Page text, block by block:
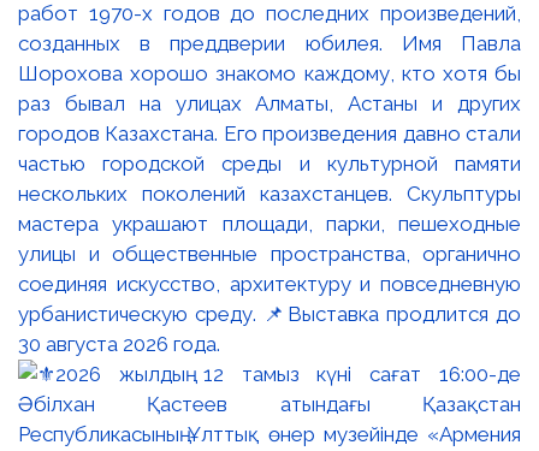
работ 1970-х годов до последних произведений,
созданных в преддверии юбилея. Имя Павла
Шорохова хорошо знакомо каждому, кто хотя бы
раз бывал на улицах Алматы, Астаны и других
городов Казахстана. Его произведения давно стали
частью городской среды и культурной памяти
нескольких поколений казахстанцев. Скульптуры
мастера украшают площади, парки, пешеходные
улицы и общественные пространства, органично
соединяя искусство, архитектуру и повседневную
урбанистическую среду. 📌Выставка продлится до
30 августа 2026 года.